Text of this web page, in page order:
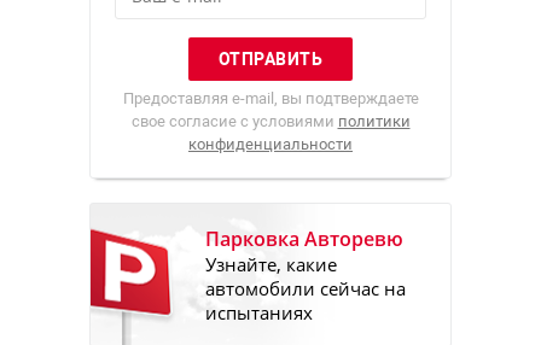
Предоставляя e-mail, вы подтверждаете
свое согласие с условиями политики
конфиденциальности
Парковка Авторевю
Узнайте, какие
автомобили сейчас на
испытаниях